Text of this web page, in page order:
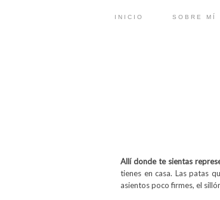
INICIO SOBRE MÍ
Allí donde te sientas
tienes en casa. Las patas
asientos poco firmes, el